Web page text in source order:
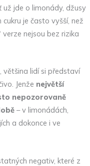
jde o limonády, džusy
je často vyšší, než
verze nejsou bez rizika
většina lidí si představí
Jenže největší
nepozorovaně
– v limonádách,
a dokonce i ve
negativ, které z